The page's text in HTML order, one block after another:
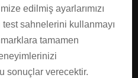
edilmiş ayarlarımızı
sahnelerini kullanmayı
tamamen
sonuçlar verecektir.